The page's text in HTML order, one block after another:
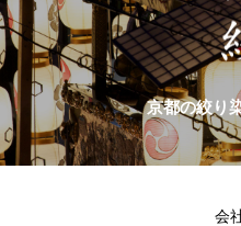
京都の絞り
会